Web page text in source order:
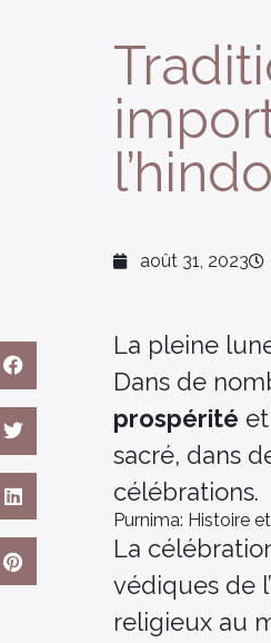
août 31, 2023
La pleine
Dans de
prospérité
sacré, dans
célébrations.
Purnima: Histoire
La
védiques de
religieux au